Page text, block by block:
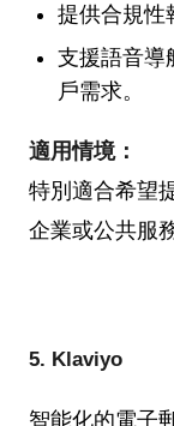
提供合規性
支援語音導
戶需求。
適用情境：
特別適合希望
企業或公共服
5. Klaviyo
智能化的電子